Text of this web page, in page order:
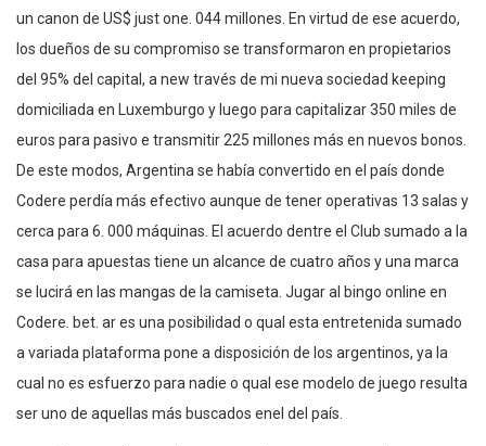
un canon de US$ just one. 044 millones. En virtud de ese acuerdo,
los dueños de su compromiso se transformaron en propietarios
del 95% del capital, a new través de mi nueva sociedad keeping
domiciliada en Luxemburgo y luego para capitalizar 350 miles de
euros para pasivo e transmitir 225 millones más en nuevos bonos.
De este modos, Argentina se había convertido en el país donde
Codere perdía más efectivo aunque de tener operativas 13 salas y
cerca para 6. 000 máquinas. El acuerdo dentre el Club sumado a la
casa para apuestas tiene un alcance de cuatro años y una marca
se lucirá en las mangas de la camiseta. Jugar al bingo online en
Codere. bet. ar es una posibilidad o qual esta entretenida sumado
a variada plataforma pone a disposición de los argentinos, ya la
cual no es esfuerzo para nadie o qual ese modelo de juego resulta
ser uno de aquellas más buscados enel del país.